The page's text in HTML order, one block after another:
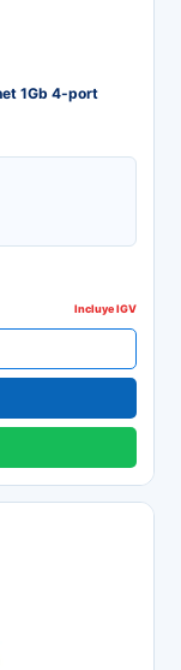
1Gb 4-port
Incluye IGV